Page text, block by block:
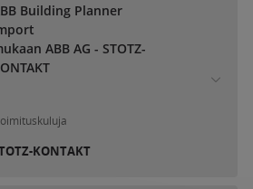
Building Planner
ABB AG - STOTZ-
KONTAKT